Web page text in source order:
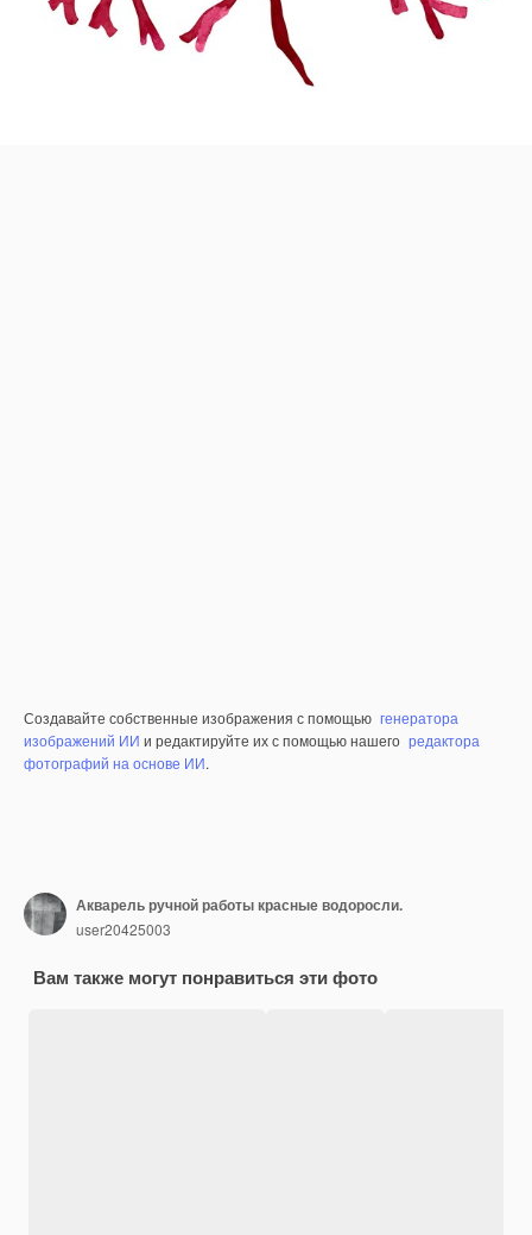
Создавайте собственные изображения с помощью генератора
изображений ИИ и редактируйте их с помощью нашего редактора
фотографий на основе ИИ.
Акварель ручной работы красные водоросли.
user20425003
Вам также могут понравиться эти фото